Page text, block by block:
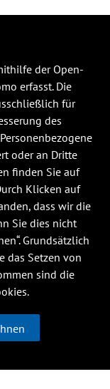
der Open-
erfasst. Die
für
des
oder an Dritte
finden Sie auf
Klicken auf
dass wir die
Sie dies nicht
Grundsätzlich
das Setzen von
sind die